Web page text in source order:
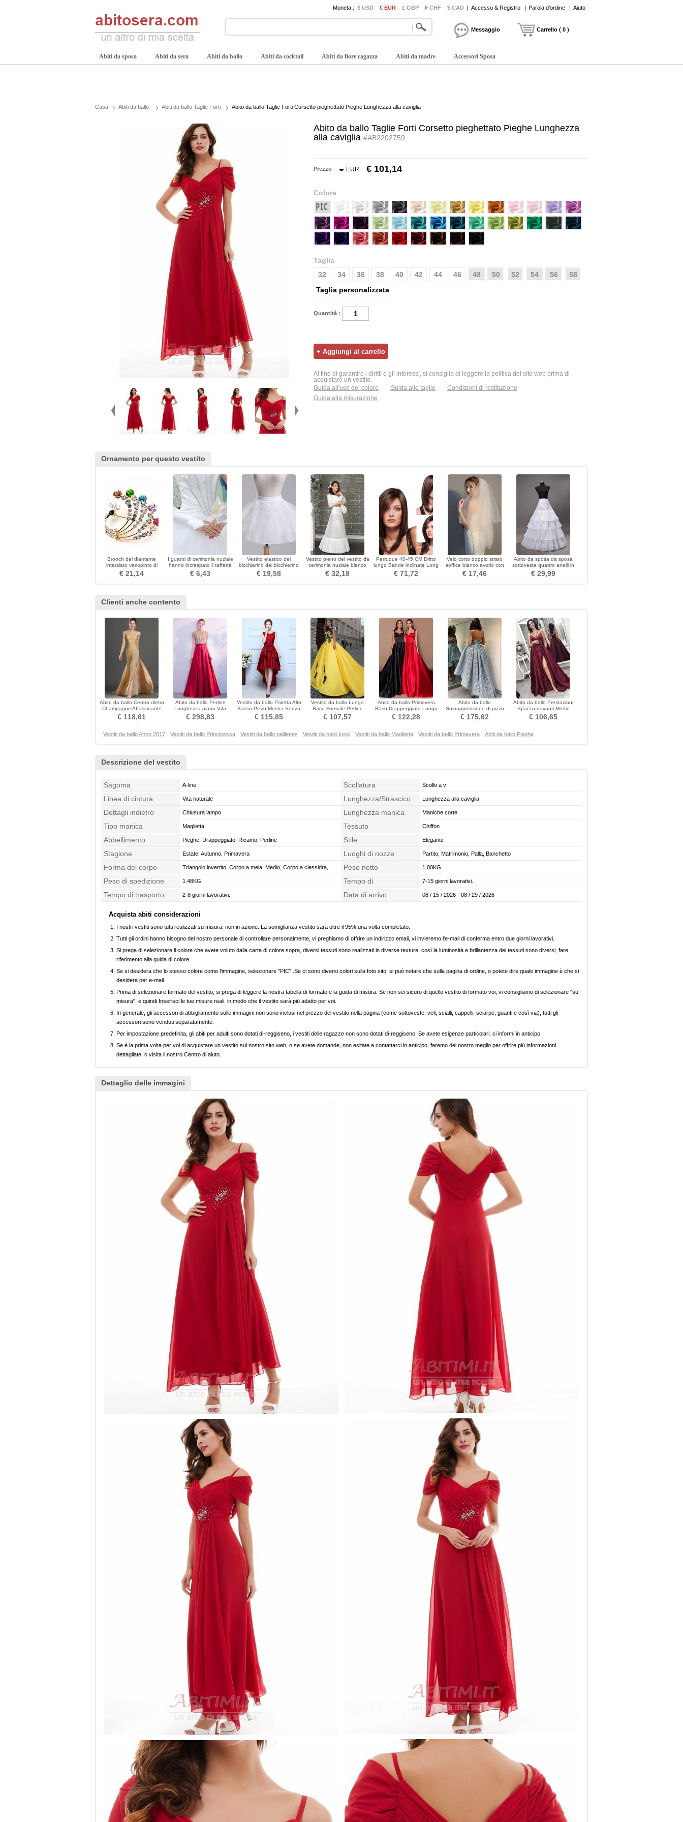
Moneta : $ USD € EUR £ GBP ₣ CHF $ CAD | Accesso & Registro | Parola d'ordine | Aiuto
Messaggio Carrello ( 0 )
Abiti da sposa Abiti da sera Abiti da ballo Abiti da cocktail Abiti da fiore ragazza Abiti da madre Accessori Sposa
Casa Abiti da ballo Abiti da ballo Taglie Forti Abito da ballo Taglie Forti Corsetto pieghettato Pieghe Lunghezza alla caviglia
Abito da ballo Taglie Forti Corsetto pieghettato Pieghe Lunghezza
alla caviglia #AB2202759
Prezzo EUR € 101,14
Colore
Taglia
32
34 36 38 40 42 44 46 48 50 52 54 56
58
Taglia personalizzata
Quantità :
Al fine di garantire i diritti e gli interessi, si consiglia di leggere la politica del sito web prima di
acquistare un vestito.
Guida all'uso del colore
Guida alle taglie
Condizioni di restituzione
Guida alla misurazione
Ornamento per questo vestito
Brooch del diamante
intarsiato variopinto di
pavone di temperamento
€ 21,14
I guanti di cerimonia nuziale
hanno increspato il taffettà
romantico della spiaggia di
autunno
€ 6,43
Vestito elastico del
bicchierino del bicchierino
del pannello esterno del
petticoat di cerimonia
€ 19,58
Vestito pieno del vestito da
cerimonia nuziale bianco
del bicromato di potassio
dell'annata
€ 32,18
Perruque 40-45 CM Dritto
lungo Bande inclinate Long
straight Adatto per le donne
€ 71,72
Velo corto doppio strato
soffice bianco avorio con
velo da sposa a pettine
€ 17,46
Abito da sposa da sposa
sottoveste quattro anelli in
acciaio quattro volant
sottoveste corsetto elastico
€ 29,99
Clienti anche contento
Abito da ballo Centro dietro
Champagne Affascinante
Dropped Waist
€ 118,61
Abito da ballo Perline
Lunghezza piano Vita
naturale Puro Back
€ 298,83
Vestito da ballo Paletta Alto
Basso Pizzo Mostra Senza
maniche
€ 115,85
Vestito da ballo Lungo
Raso Formale Perline
Triangolo invertito
€ 107,57
Abito da ballo Primavera
Raso Drappeggiato Lungo
Senza maniche
€ 122,28
Abito da ballo
Sovrapposizione di pizzo
Senza spalline Pizzo Palla
€ 175,62
Abito da ballo Prestazioni
Spacco davanti Medio
Scollo a v Senza maniche
€ 106,65
Vestiti da ballo Anno 2017 Vestiti da ballo Principessa Vestiti da ballo paillettes Vestiti da ballo lussi Vestiti da ballo Maglietta Vestiti da ballo Primavera Abiti da ballo Pieghe
Descrizione del vestito
Sagoma A-line Scollatura Scollo a v
Linea di cintura Vita naturale Lunghezza/Strascico Lunghezza alla caviglia
Dettagli indietro Chiusura lampo Lunghezza manica Maniche corte
Tipo manica Maglietta Tessuto Chiffon
Abbellimento Pieghe, Drappeggiato, Ricamo, Perline Stile Elegante
Stagione Estate, Autunno, Primavera Luoghi di nozze Partito, Matrimonio, Palla, Banchetto
Forma del corpo Triangolo invertito, Corpo a mela, Medio, Corpo a clessidra,
Taglie Forti
Peso netto 1.00KG
Peso di spedizione 1.48KG
Tempo di
confezionamento
7-15 giorni lavorativi.
Tempo di trasporto 2-8 giorni lavorativi. Data di arrivo 08 / 15 / 2026 - 08 / 29 / 2026
Acquista abiti considerazioni
I nostri vestiti sono tutti realizzati su misura, non in azione. La somiglianza vestito sarà oltre il 95% una volta completato.
Tutti gli ordini hanno bisogno del nostro personale di controllare personalmente, vi preghiamo di offrire un indirizzo email, vi invieremo l'e-mail di conferma entro due giorni lavorativi.
Si prega di selezionare il colore che avete voluto dalla carta di colore sopra, diversi tessuti sono realizzati in diverse texture, così la luminosità e brillantezza dei tessuti sono diversi, fare
riferimento alla guida di colore.
Se si desidera che lo stesso colore come l'immagine, selezionare "PIC" .Se ci sono diversi colori sulla foto sito, si può notare che sulla pagina di ordine, o potete dire quale immagine è che si
desidera per e-mail.
Prima di selezionare formato del vestito, si prega di leggere la nostra tabella di formato e la guida di misura. Se non sei sicuro di quello vestito di formato voi, vi consigliamo di selezionare "su
misura", e quindi Inserisci le tue misure reali, in modo che il vestito sarà più adatto per voi.
In generale, gli accessori di abbigliamento sulle immagini non sono inclusi nel prezzo del vestito nella pagina (come sottoveste, veli, scialli, cappelli, sciarpe, guanti e così via), tutti gli
accessori sono venduti separatamente.
Per impostazione predefinita, gli abiti per adulti sono dotati di-reggiseno, i vestiti delle ragazze non sono dotati di-reggiseno. Se avete esigenze particolari, ci informi in anticipo.
Se è la prima volta per voi di acquistare un vestito sul nostro sito web, o se avete domande, non esitate a contattarci in anticipo, faremo del nostro meglio per offrire più informazioni
dettagliate, o visita il nostro Centro di aiuto.
Dettaglio delle immagini